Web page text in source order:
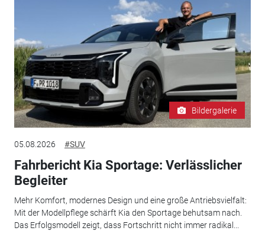
Bildergalerie
05.08.2026 #SUV
Fahrbericht Kia Sportage: Verlässlicher
Begleiter
Mehr Komfort, modernes Design und eine große Antriebsvielfalt:
Mit der Modellpflege schärft Kia den Sportage behutsam nach.
Das Erfolgsmodell zeigt, dass Fortschritt nicht immer radikal...